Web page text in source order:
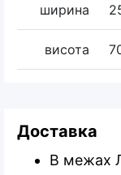
ширина
висота
Доставка
В межах